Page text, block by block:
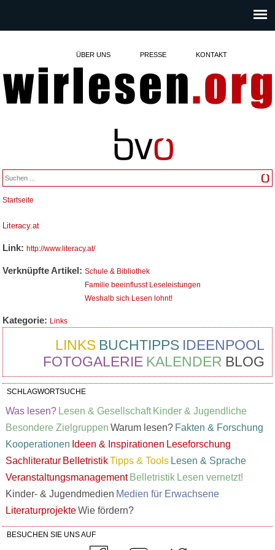
ÜBER UNS PRESSE KONTAKT
Sie sind hier
Startseite
Literacy.at
Link:http://www.literacy.at/
Verknüpfte Artikel:Schule & Bibliothek
Familie beeinflusst Leseleistungen
Weshalb sich Lesen lohnt!
Kategorie: Links
IDEENPOOL
BUCHTIPPS
LINKS
BLOG
KALENDER
FOTOGALERIE
SCHLAGWORTSUCHE
Was lesen? Lesen & Gesellschaft Kinder & Jugendliche
Besondere Zielgruppen Warum lesen? Fakten & Forschung
Kooperationen Ideen & Inspirationen Leseforschung
Sachliteratur Belletristik Tipps & Tools Lesen & Sprache
Veranstaltungsmanagement Belletristik Lesen vernetzt!
Kinder- & Jugendmedien Medien für Erwachsene
Literaturprojekte Wie fördern?
BESUCHEN SIE UNS AUF